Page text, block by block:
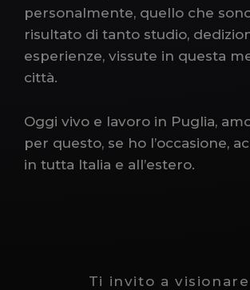
personalmente, quello che
risultato di tanto studio,
esperienze, vissute in questa
città.
Oggi vivo e lavoro in Puglia,
per questo, se ho l’occasione,
in tutta Italia e all’estero.
Ti invito a